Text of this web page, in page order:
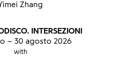
Zhang
INTERSEZIONI
– 30 agosto 2026
with